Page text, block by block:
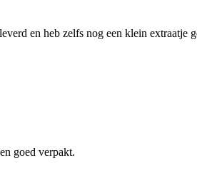
en heb zelfs nog een klein extraatje
goed verpakt.